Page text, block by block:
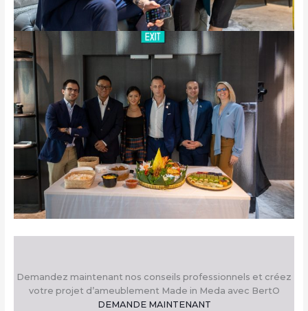
Demandez maintenant nos conseils professionnels et créez
votre projet d’ameublement Made in Meda avec BertO
DEMANDE MAINTENANT